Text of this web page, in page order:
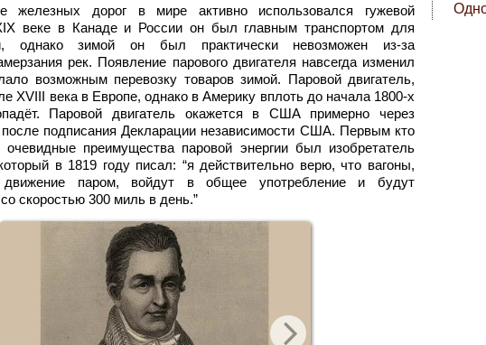
железных дорог в мире активно использовался гужевой
веке в Канаде и России он был главным транспортом для
однако зимой он был практически невозможен из-за
рек. Появление парового двигателя навсегда изменил
возможным перевозку товаров зимой. Паровой двигатель,
XVIII века в Европе, однако в Америку вплоть до начала 1800-х
Паровой двигатель окажется в США примерно через
подписания Декларации независимости США. Первым кто
преимущества паровой энергии был изобретатель
в 1819 году писал: “я действительно верю, что вагоны,
паром, войдут в общее употребление и будут
скоростью 300 миль в день.”